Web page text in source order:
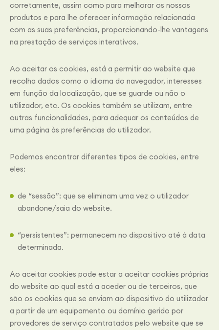
corretamente, assim como para melhorar os nossos
produtos e para lhe oferecer informação relacionada
com as suas preferências, proporcionando-lhe vantagens
na prestação de serviços interativos.
Ao aceitar os cookies, está a permitir ao website que
recolha dados como o idioma do navegador, interesses
em função da localização, que se guarde ou não o
utilizador, etc. Os cookies também se utilizam, entre
outras funcionalidades, para adequar os conteúdos de
uma página às preferências do utilizador.
Podemos encontrar diferentes tipos de cookies, entre
eles:
de “sessão”: que se eliminam uma vez o utilizador
abandone/saia do website.
“persistentes”: permanecem no dispositivo até à data
determinada.
Ao aceitar cookies pode estar a aceitar cookies próprias
do website ao qual está a aceder ou de terceiros, que
são os cookies que se enviam ao dispositivo do utilizador
a partir de um equipamento ou domínio gerido por
provedores de serviço contratados pelo website que se